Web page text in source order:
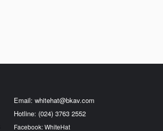
Email: whitehat@bkav.com
Hotline: (024) 3763 2552
Facebook: WhiteHat